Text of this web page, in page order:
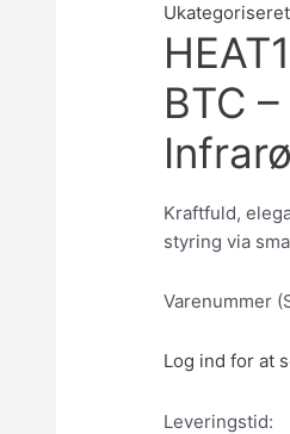
Ukategoriseret
BTC
Kraftfuld,
styring via
Varenummer
Log ind for at
Leveringstid: